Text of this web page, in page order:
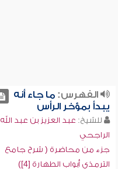
الفهرس:ما جاء أنه
يبدأ بمؤخر الرأس
للشيخ: عبد العزيز بن عبد الله
الراجحي
جزء من محاضرة ( شرح جامع
الترمذي أبواب الطهارة [4])